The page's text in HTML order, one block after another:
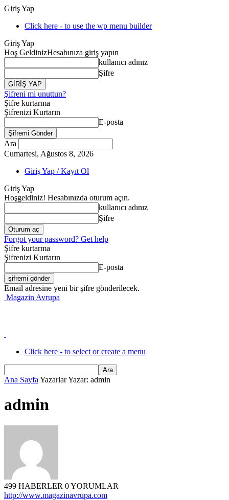
Giriş Yap
Click here - to use the wp menu builder
Giriş Yap
Hoş GeldinizHesabınıza giriş yapın
kullanıcı adınız
Şifre
Şifreni mi unuttun?
Şifre kurtarma
Şifrenizi Kurtarın
E-posta
Ara
Cumartesi, Ağustos 8, 2026
Giriş Yap / Kayıt Ol
Giriş Yap
Hoşgeldiniz! Hesabınızda oturum açın.
kullanıcı adınız
Şifre
Forgot your password? Get help
Şifre kurtarma
Şifrenizi Kurtarın
E-posta
Email adresine yeni bir şifre gönderilecek.
Magazin Avrupa
Click here - to select or create a menu
Ana Sayfa YazarlarYazar: admin
admin
499 HABERLER 0 YORUMLAR
http://www.magazinavrupa.com